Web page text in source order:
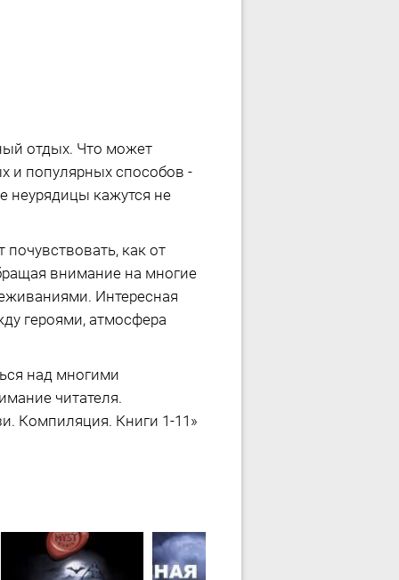
отдых. Что может
и популярных способов -
неурядицы кажутся не
как от
внимание на многие
Интересная
героями, атмосфера
над многими
читателя.
Компиляция. Книги 1-11»